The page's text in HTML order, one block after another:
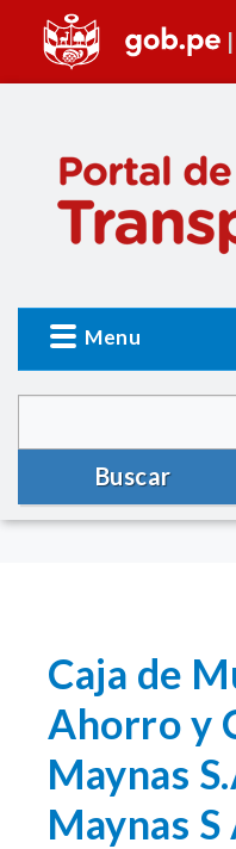
Menu
Buscar
Caja de
Ahorro y
Maynas
Maynas S